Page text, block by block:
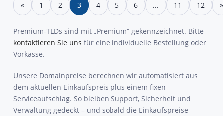
« 1 2 3 4 5 6 ... 11 12 »
Premium-TLDs sind mit „Premium“ gekennzeichnet. Bitte
kontaktieren Sie uns für eine individuelle Bestellung oder
Vorkasse.
Unsere Domainpreise berechnen wir automatisiert aus
dem aktuellen Einkaufspreis plus einem fixen
Serviceaufschlag. So bleiben Support, Sicherheit und
Verwaltung gedeckt – und sobald die Einkaufspreise